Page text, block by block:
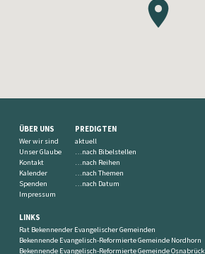
ÜBER UNS
Wer wir sind
Unser Glaube
Kontakt
Kalender
Spenden
Impressum
PREDIGTEN
aktuell
…nach Bibelstellen
…nach Reihen
…nach Themen
…nach Datum
LINKS
Rat Bekennender Evangelischer Gemeinden
Bekennende Evangelisch-Reformierte Gemeinde Nordhorn
Bekennende Evangelisch-Reformierte Gemeinde Osnabrück